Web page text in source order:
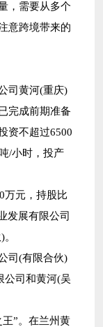
，需要从多个
意跨境带来的
司黄河(重庆)
完成前期准备
资不超过6500
/小时，投产
万元，持股比
发展有限公司
司(有限合伙)
公司和黄河(吴
”。在兰州黄